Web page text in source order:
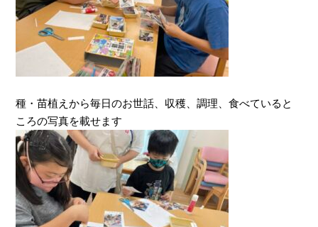
種・苗植えから毎日のお世話、収穫、調理、食べていると
ころの写真を載せます